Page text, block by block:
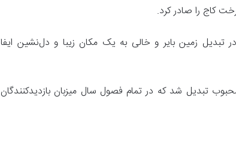
زمین بایر و خالی به یک مکان زیبا و دل‌نشین ایفا
تبدیل شد که در تمام فصول سال میزبان بازدیدکنندگان